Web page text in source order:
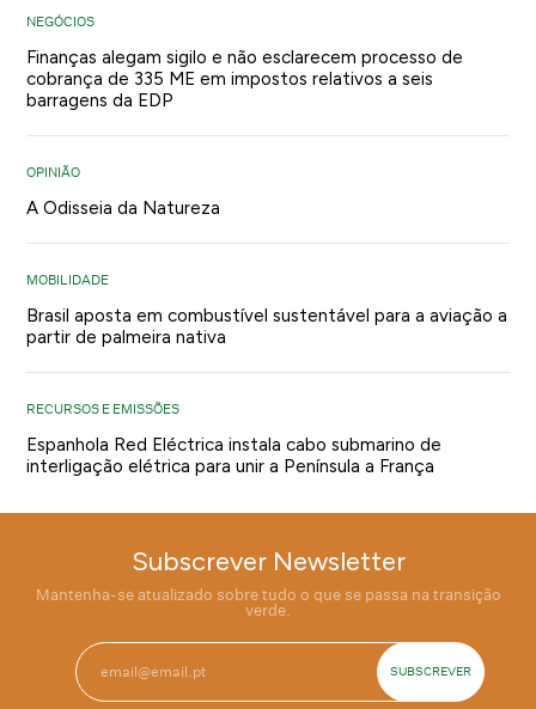
NEGÓCIOS
Finanças alegam sigilo e não esclarecem processo de
cobrança de 335 ME em impostos relativos a seis
barragens da EDP
OPINIÃO
A Odisseia da Natureza
MOBILIDADE
Brasil aposta em combustível sustentável para a aviação a
partir de palmeira nativa
RECURSOS E EMISSÕES
Espanhola Red Eléctrica instala cabo submarino de
interligação elétrica para unir a Península a França
Subscrever Newsletter
Mantenha-se atualizado sobre tudo o que se passa na transição
verde.